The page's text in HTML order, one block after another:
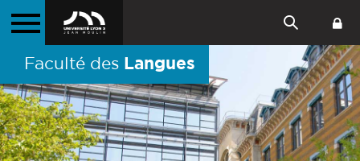
Faculté des Langues